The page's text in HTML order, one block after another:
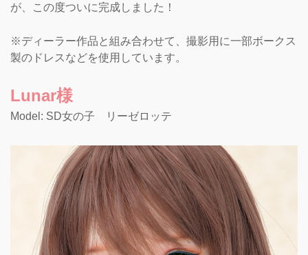
が、この度ついに完成しました！
※ディーラー作品と組み合わせて、撮影用に一部ボークス
製のドレスなどを使用しています。
Lunar様
Model: SD女の子 リーゼロッテ